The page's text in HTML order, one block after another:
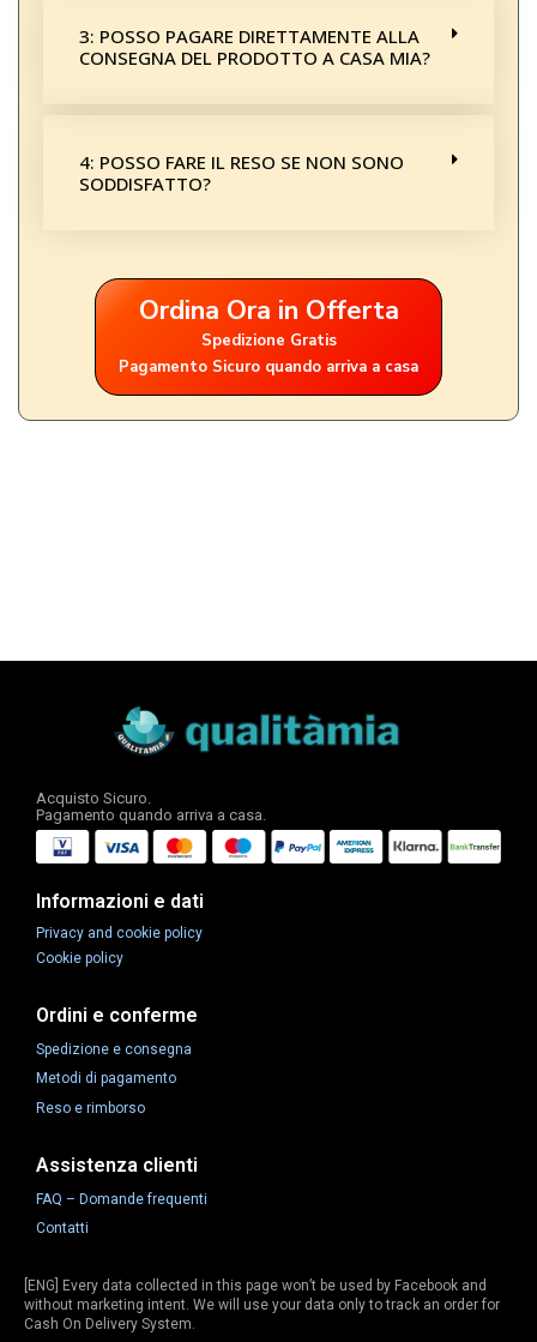
3: POSSO PAGARE DIRETTAMENTE ALLA
CONSEGNA DEL PRODOTTO A CASA MIA?
4: POSSO FARE IL RESO SE NON SONO
SODDISFATTO?
Ordina Ora in Offerta
Spedizione Gratis
Pagamento Sicuro quando arriva a casa
Acquisto Sicuro.
Pagamento quando arriva a casa.
Informazioni e dati
Privacy and cookie policy
Cookie policy
Ordini e conferme
Spedizione e consegna
Metodi di pagamento
Reso e rimborso
Assistenza clienti
FAQ – Domande frequenti
Contatti
[ENG] Every data collected in this page won’t be used by Facebook and
without marketing intent. We will use your data only to track an order for
Cash On Delivery System.